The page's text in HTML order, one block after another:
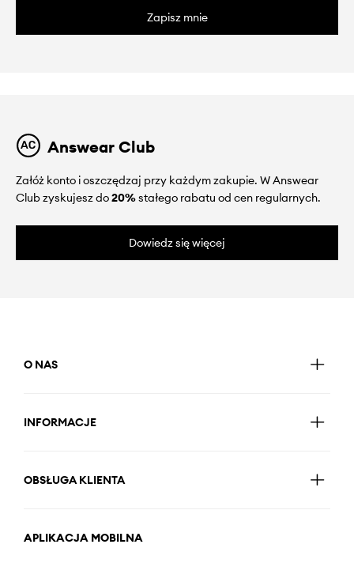
Zapisz mnie
Answear Club
Załóż konto i oszczędzaj przy każdym zakupie. W Answear
Club zyskujesz do20%stałego rabatu od cen regularnych.
Dowiedz się więcej
O NAS
INFORMACJE
OBSŁUGA KLIENTA
APLIKACJA MOBILNA